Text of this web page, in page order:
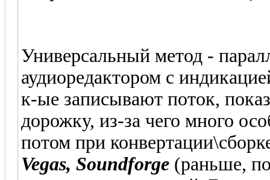
Универсальный метод -
аудиоредактором с
к-ые записывают поток,
дорожку, из-за чего много
потом при
Vegas, Soundforge (раньше,